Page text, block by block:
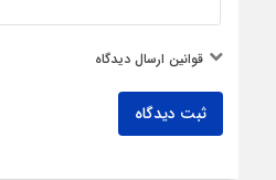
قوانین ارسال دیدگاه
ثبت دیدگاه